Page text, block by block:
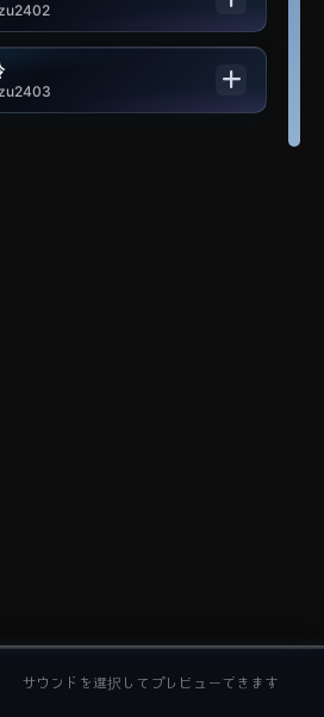
サウンドを選択してプレビューできます